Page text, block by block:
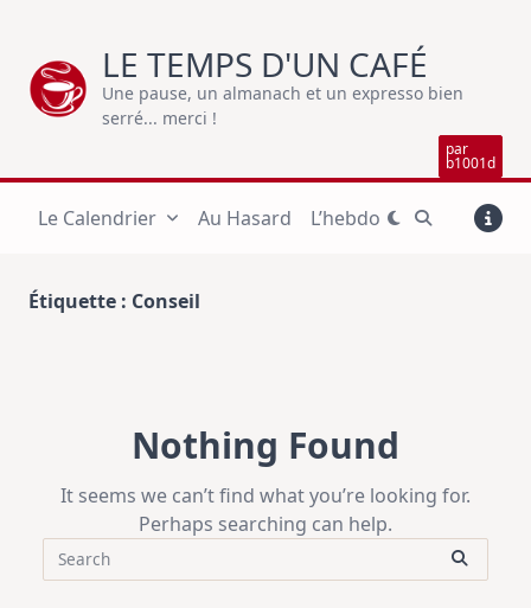
content
LE TEMPS D'UN CAFÉ
Une pause, un almanach et un expresso bien
serré... merci !
par
b1001d
Le Calendrier Au Hasard L’hebdo
Étiquette : Conseil
Nothing Found
It seems we can’t find what you’re looking for.
Perhaps searching can help.
Search